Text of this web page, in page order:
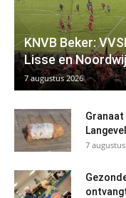
KNVB Beker:
Lisse en
7 augustus 2026
7